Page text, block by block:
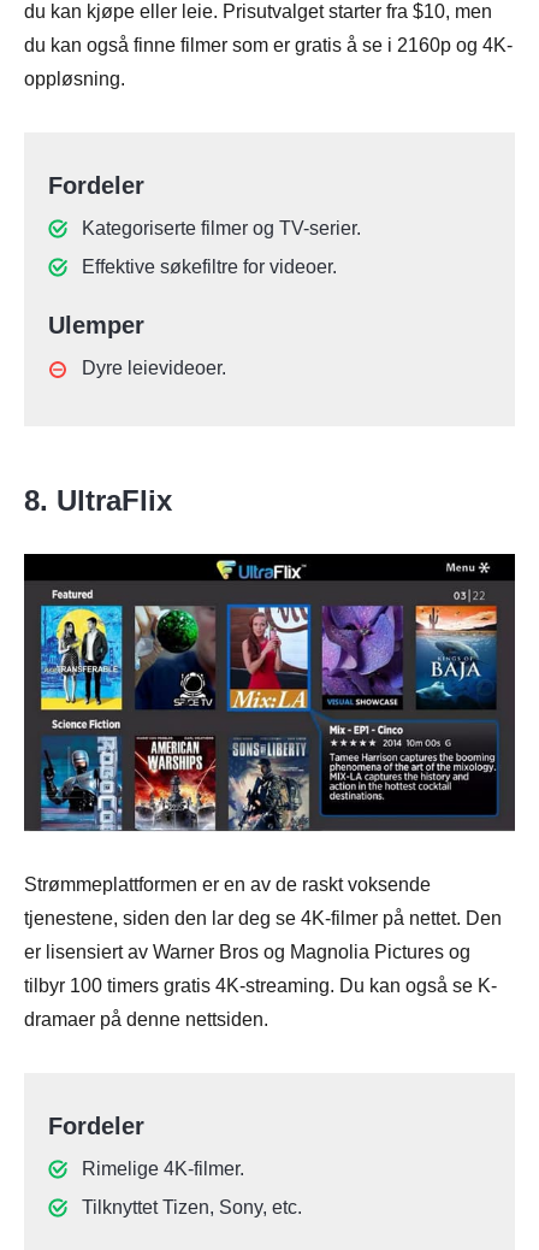
du kan kjøpe eller leie. Prisutvalget starter fra $10, men
du kan også finne filmer som er gratis å se i 2160p og 4K-
oppløsning.
Fordeler
Kategoriserte filmer og TV-serier.
Effektive søkefiltre for videoer.
Ulemper
Dyre leievideoer.
8. UltraFlix
Strømmeplattformen er en av de raskt voksende
tjenestene, siden den lar deg se 4K-filmer på nettet. Den
er lisensiert av Warner Bros og Magnolia Pictures og
tilbyr 100 timers gratis 4K-streaming. Du kan også se K-
dramaer på denne nettsiden.
Fordeler
Rimelige 4K-filmer.
Tilknyttet Tizen, Sony, etc.